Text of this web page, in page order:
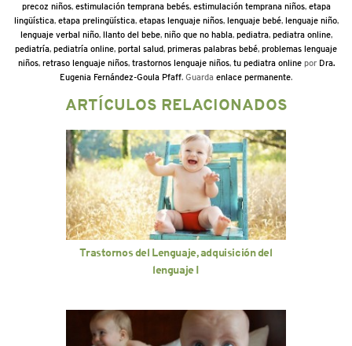
precoz niños, estimulación temprana bebés, estimulación temprana niños, etapa
lingüística, etapa prelingüística, etapas lenguaje niños, lenguaje bebé, lenguaje niño,
lenguaje verbal niño, llanto del bebe, niño que no habla, pediatra, pediatra online,
pediatría, pediatría online, portal salud, primeras palabras bebé, problemas lenguaje
niños, retraso lenguaje niños, trastornos lenguaje niños, tu pediatra onlinepor Dra.
Eugenia Fernández-Goula Pfaff. Guarda enlace permanente.
ARTÍCULOS RELACIONADOS
Trastornos del Lenguaje, adquisición del
lenguaje I